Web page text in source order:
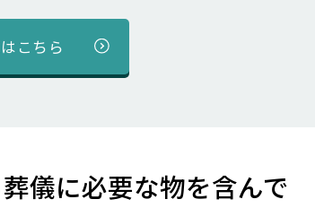
こちら
儀に必要な物を含んで